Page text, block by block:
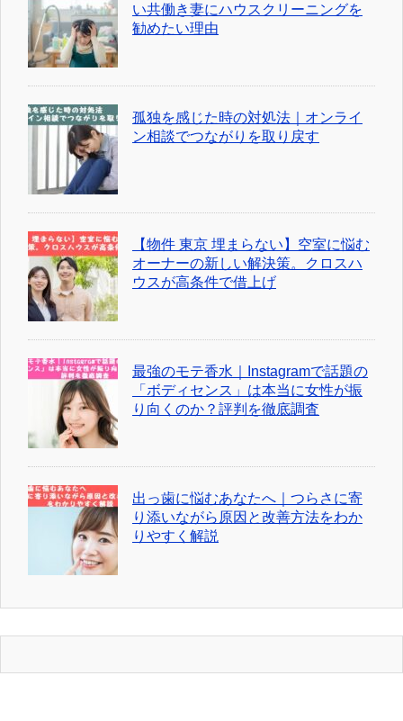
い共働き妻にハウスクリーニングを
勧めたい理由
孤独を感じた時の対処法｜オンライ
ン相談でつながりを取り戻す
【物件 東京 埋まらない】空室に悩む
オーナーの新しい解決策。クロスハ
ウスが高条件で借上げ
最強のモテ香水｜Instagramで話題の
「ボディセンス」は本当に女性が振
り向くのか？評判を徹底調査
出っ歯に悩むあなたへ｜つらさに寄
り添いながら原因と改善方法をわか
りやすく解説